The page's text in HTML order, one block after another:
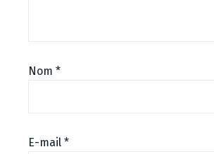
Nom *
E-mail *